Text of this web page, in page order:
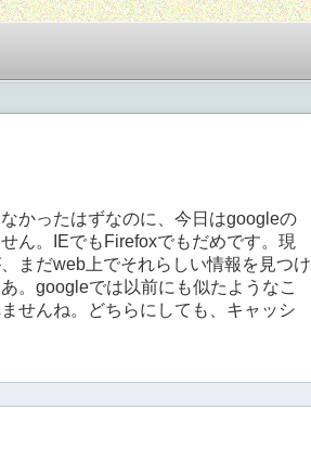
かったはずなのに、今日はgoogleの
ん。IEでもFirefoxでもだめです。現
まだweb上でそれらしい情報を見つけ
。googleでは以前にも似たようなこ
せんね。どちらにしても、キャッシ